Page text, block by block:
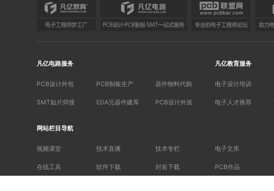
凡亿电路服务
PCB设计外包
SMT贴片焊接
网站栏目导航
视频课堂
在线工具
PCB制板生产
EDA元器件建库
技术直播
软件下载
器件物料代购
PCB设计外派
技术专栏
封装下载
凡亿教育服务
电子设计培训
电子人才推荐
电子文库
PCB作品